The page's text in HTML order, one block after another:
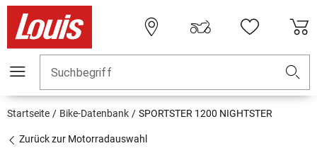
Suchbegriff
Startseite Bike-Datenbank SPORTSTER 1200 NIGHTSTER
Zurück zur Motorradauswahl